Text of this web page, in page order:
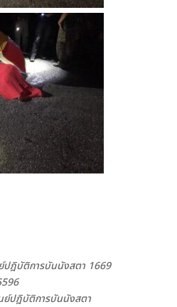
ปฎิบัติการบันนังสตา 1669
ปฎิบัติการบันนังสตา